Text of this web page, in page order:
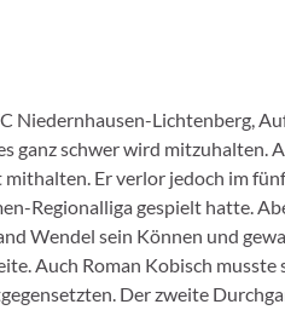
Niedernhausen-Lichtenberg,
ganz schwer wird
Er verlor jedoch im
Regionalliga gespielt hatte.
Wendel sein Können und
Auch Roman Kobisch musste
Der zweite